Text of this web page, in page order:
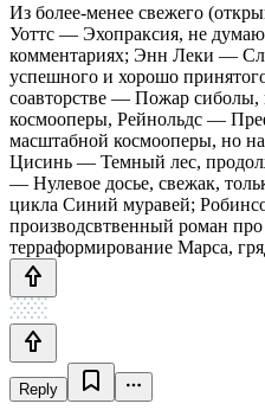
Из более-менее свежего
Уоттс — Эхопраксия, не
комментариях; Энн Леки —
успешного и хорошо
соавторстве — Пожар сиболы,
космооперы, Рейнольдс —
масштабной космооперы, но
Цисинь — Темный лес,
— Нулевое досье, свежак,
цикла Синий муравей;
производсвтвенный роман
терраформирование Марса,
Reply